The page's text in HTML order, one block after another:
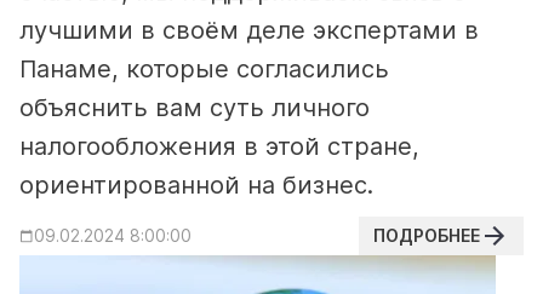
лучшими в своём деле экспертами в
Панаме, которые согласились
объяснить вам суть личного
налогообложения в этой стране,
ориентированной на бизнес.
09.02.2024 8:00:00 ПОДРОБНЕЕ